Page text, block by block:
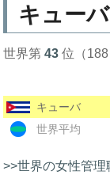
キュー
世界第43 位（188
キューバ
世界平均
>>世界の女性管